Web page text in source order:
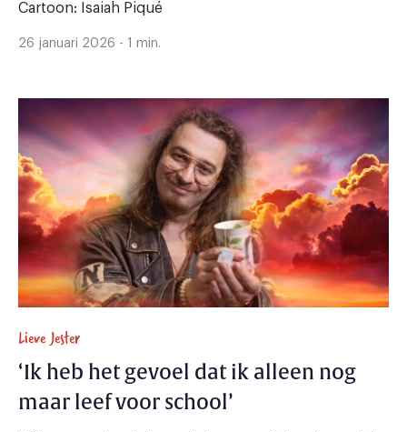
Cartoon: Isaiah Piqué
26 januari 2026 - 1 min.
Lieve Jester
‘Ik heb het gevoel dat ik alleen nog
maar leef voor school’